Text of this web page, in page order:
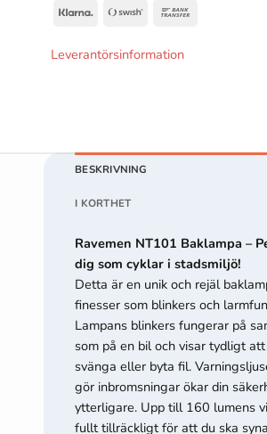
Klarna
Swish
Leverantörsinformation
BESKRIVNING
I KORTHET
Ravemen NT101 Baklampa –
dig som cyklar i stadsmiljö!
Detta är en unik och rejäl
finesser som blinkers och
Lampans blinkers fungerar på
som på en bil och visar tydligt
svänga eller byta fil.
gör inbromsningar ökar din
ytterligare. Upp till 160 lumens
fullt tillräckligt för att du ska
ditt besök.
de här
hemsidan.
Genom att dela
med dig av dina
intressen och ditt
beteende när du
surfar ökar du
chansen att få se
personligt
innehåll och
erbjudanden.